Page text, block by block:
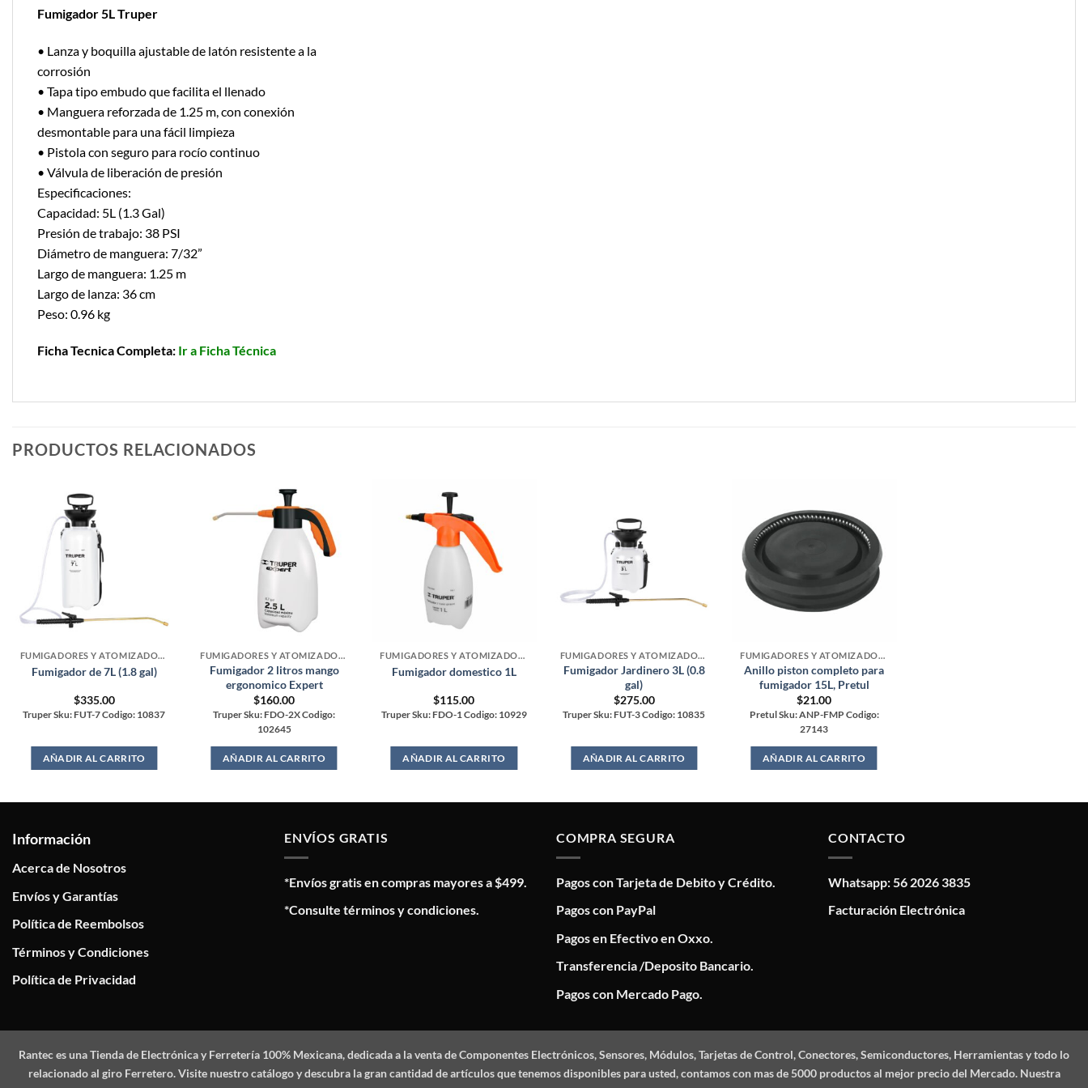
Fumigador 5L Truper
• Lanza y boquilla ajustable de latón resistente a la
corrosión
• Tapa tipo embudo que facilita el llenado
• Manguera reforzada de 1.25 m, con conexión
desmontable para una fácil limpieza
• Pistola con seguro para rocío continuo
• Válvula de liberación de presión
Especificaciones:
Capacidad: 5L (1.3 Gal)
Presión de trabajo: 38 PSI
Diámetro de manguera: 7/32”
Largo de manguera: 1.25 m
Largo de lanza: 36 cm
Peso: 0.96 kg
Ficha Tecnica Completa: Ir a Ficha Técnica
PRODUCTOS RELACIONADOS
FUMIGADORES Y ATOMIZADORES
Fumigador de 7L (1.8 gal)
$335.00
Truper Sku: FUT-7 Codigo: 10837
AÑADIR AL CARRITO
FUMIGADORES Y ATOMIZADORES
Fumigador 2 litros mango
ergonomico Expert
$160.00
Truper Sku: FDO-2X Codigo:
102645
AÑADIR AL CARRITO
FUMIGADORES Y ATOMIZADORES
Fumigador domestico 1L
$115.00
Truper Sku: FDO-1 Codigo: 10929
AÑADIR AL CARRITO
FUMIGADORES Y ATOMIZADORES
Fumigador Jardinero 3L (0.8
gal)
$275.00
Truper Sku: FUT-3 Codigo: 10835
AÑADIR AL CARRITO
FUMIGADORES Y ATOMIZADORES
Anillo piston completo para
fumigador 15L, Pretul
$21.00
Pretul Sku: ANP-FMP Codigo:
27143
AÑADIR AL CARRITO
Información
Acerca de Nosotros
Envíos y Garantías
Política de Reembolsos
Términos y Condiciones
Política de Privacidad
ENVÍOS GRATIS
*Envíos gratis en compras mayores a $499.
*Consulte términos y condiciones.
COMPRA SEGURA
Pagos con Tarjeta de Debito y Crédito.
Pagos con PayPal
Pagos en Efectivo en Oxxo.
Transferencia /Deposito Bancario.
Pagos con Mercado Pago.
CONTACTO
Whatsapp: 56 2026 3835
Facturación Electrónica
Ranteces una Tienda de Electrónica y Ferretería 100% Mexicana, dedicada a la venta de Componentes Electrónicos, Sensores, Módulos, Tarjetas de Control, Conectores, Semiconductores, Herramientas y todo lo
relacionado al giro Ferretero. Visite nuestro catálogo y descubra la gran cantidad de artículos que tenemos disponibles para usted, contamos con mas de 5000 productos al mejor precio del Mercado. Nuestra